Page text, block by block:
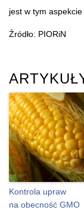
jest w tym
Źródło: PIORiN
Kontrola upraw
na obecność GMO